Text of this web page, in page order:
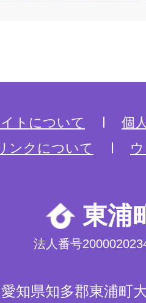
トについて
個
ンクについて
東浦
法人番号
知県知多郡東浦町